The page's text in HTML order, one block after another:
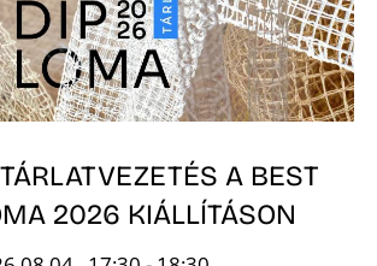
A BEST
2026 KIÁLLÍTÁSON